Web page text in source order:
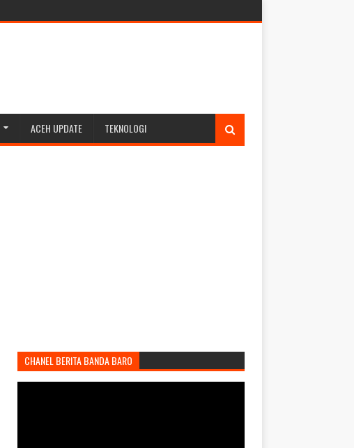
ACEH UPDATE TEKNOLOGI
CHANEL BERITA BANDA BARO